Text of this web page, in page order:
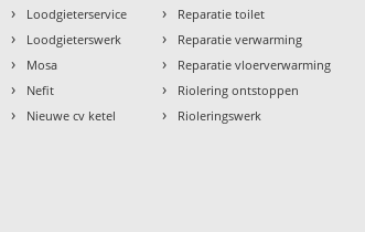
› Loodgieterservice
› Loodgieterswerk
› Mosa
› Nefit
› Nieuwe cv ketel
› Reparatie toilet
› Reparatie verwarming
› Reparatie vloerverwarming
› Riolering ontstoppen
› Rioleringswerk